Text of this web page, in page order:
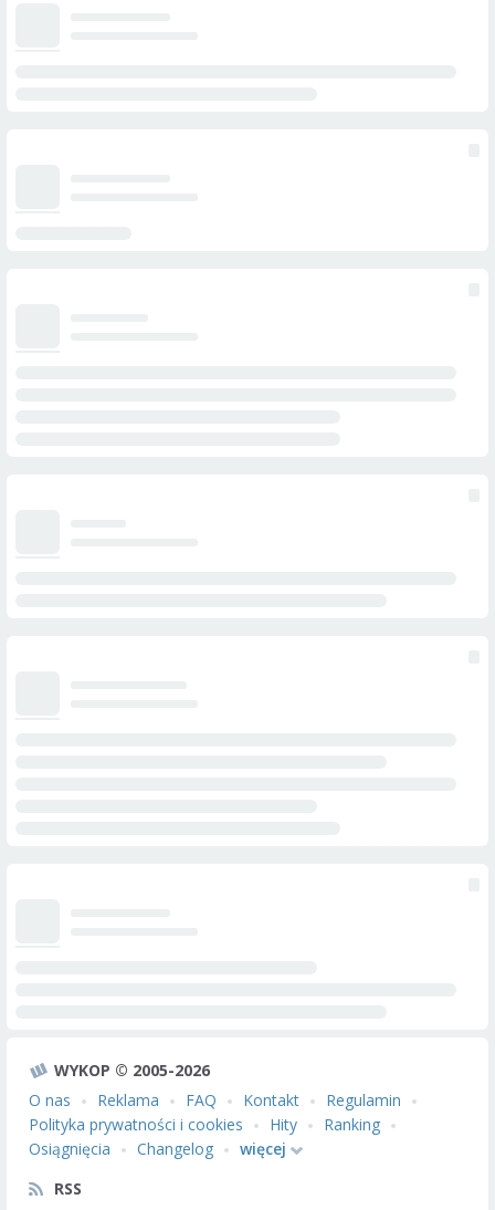
WYKOP © 2005-2026
O nas
Reklama FAQ Kontakt
Regulamin
Polityka prywatności i cookies
Hity
Ranking
Osiągnięcia
Changelog
więcej
RSS